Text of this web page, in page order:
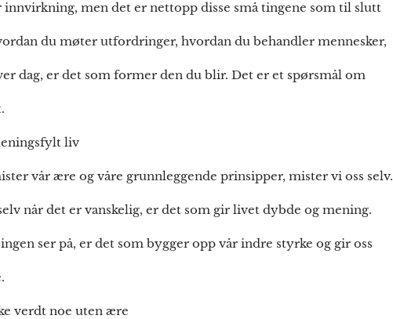
innvirkning, men det er nettopp disse små tingene som til slutt
du møter utfordringer, hvordan du behandler mennesker,
dag, er det som former den du blir. Det er et spørsmål om
liv
vår ære og våre grunnleggende prinsipper, mister vi oss selv.
når det er vanskelig, er det som gir livet dybde og mening.
ser på, er det som bygger opp vår indre styrke og gir oss
verdt noe uten ære